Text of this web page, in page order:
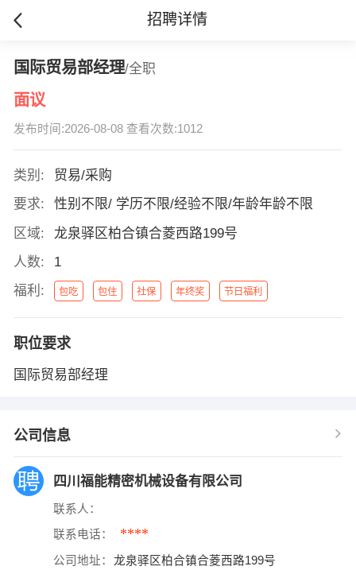
招聘详情
国际贸易部经理/全职
面议
发布时间:2026-08-08 查看次数:1012
类别:
贸易/采购
要求:
性别不限/ 学历不限/经验不限/年龄年龄不限
区域:
龙泉驿区柏合镇合菱西路199号
人数:
1
福利:
包吃 包住 社保 年终奖 节日福利
职位要求
国际贸易部经理
公司信息
四川福能精密机械设备有限公司
联系人：
联系电话： ****
公司地址： 龙泉驿区柏合镇合菱西路199号